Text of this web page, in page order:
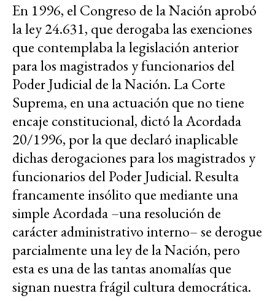
En 1996, el Congreso de la Nación aprobó
la ley 24.631, que derogaba las exenciones
que contemplaba la legislación anterior
para los magistrados y funcionarios del
Poder Judicial de la Nación. La Corte
Suprema, en una actuación que no tiene
encaje constitucional, dictó la Acordada
20/1996, por la que declaró inaplicable
dichas derogaciones para los magistrados y
funcionarios del Poder Judicial. Resulta
francamente insólito que mediante una
simple Acordada –una resolución de
carácter administrativo interno– se derogue
parcialmente una ley de la Nación, pero
esta es una de las tantas anomalías que
signan nuestra frágil cultura democrática.